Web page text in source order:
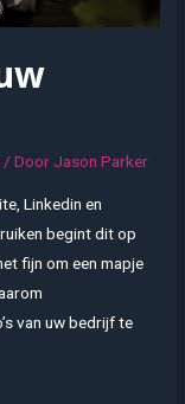
/ Door Jason Parker
Linkedin en
begint dit op
fijn om een mapje
van uw bedrijf te